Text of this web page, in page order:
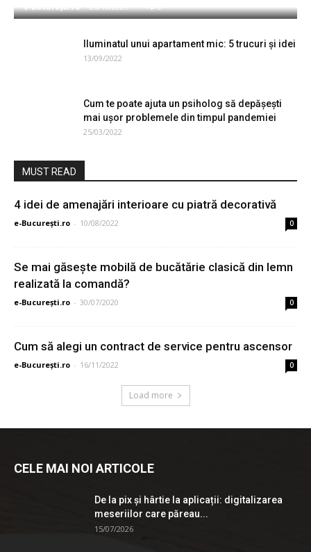
e-București.ro - 26/10/2021 0
Iluminatul unui apartament mic: 5 trucuri și idei
13/09/2022
Cum te poate ajuta un psiholog să depășești
mai ușor problemele din timpul pandemiei
25/03/2022
MUST READ
4 idei de amenajări interioare cu piatră decorativă
e-București.ro - 10/08/2022 0
Se mai găseşte mobilă de bucătărie clasică din lemn
realizată la comandă?
e-București.ro - 30/07/2020 0
Cum să alegi un contract de service pentru ascensor
e-București.ro - 16/11/2022 0
Load more
CELE MAI NOI ARTICOLE
De la pix şi hârtie la aplicații: digitalizarea
meseriilor care păreau...
15/07/2026